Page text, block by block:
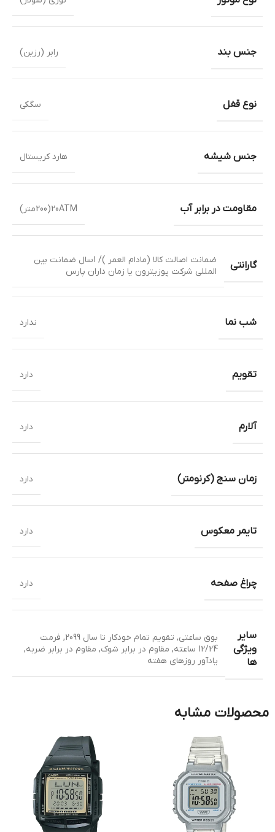
جنس بند رابر (رزین)
نوع قفل سگکی
جنس شیشه هارد کریستال
مقاومت در برابر آب 20ATM(200متر)
گارانتی
ضمانت اصالت کالا (مادام العمر )/ 1سال ضمانت بین
المللی شرکت پوزیترون یا زمان داران پارس
شب نما ندارد
تقویم دارد
آلارم دارد
زمان سنج (کرنومتر) دارد
تایمر معکوس دارد
چراغ صفحه دارد
سایر
ویژگی
ها
بوق ساعتی, تقویم تمام خودکار تا سال 2099 , فرمت
12/24 ساعته
, مقاوم در برابر شوک, مقاوم در برابر ضربه,
یادآور روزهای هفته
محصولات مشابه